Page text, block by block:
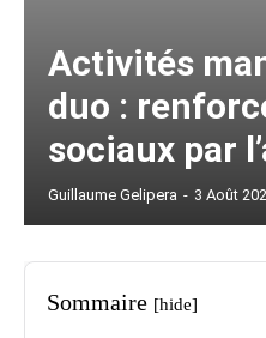
Activités
duo :
sociaux par
Guillaume Gelipera - 3 Août
Sommaire [hide]